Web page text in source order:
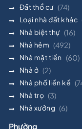
Đất thổ cư (74)
Loại nhà đất khác
Nhà biệt thự (16)
Nhà hẻm (492)
Nhà mặt tiền (60)
Nhà ở (2)
Nhà phố liền kề
Nhà trọ (3)
Nhà xưởng (6)
Phường